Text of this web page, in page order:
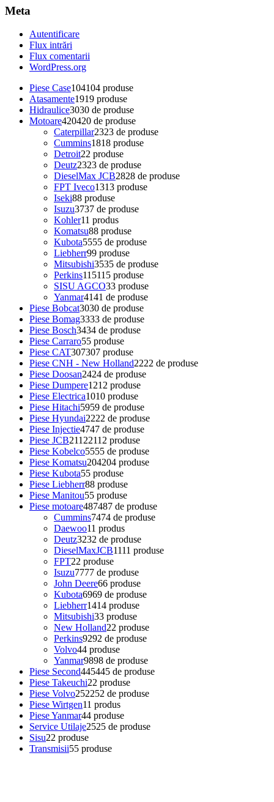
Meta
Autentificare
Flux intrări
Flux comentarii
WordPress.org
Piese Case104104 produse
Atasamente1919 produse
Hidraulice3030 de produse
Motoare420420 de produse
Caterpillar2323 de produse
Cummins1818 produse
Detroit22 produse
Deutz2323 de produse
DieselMax JCB2828 de produse
FPT Iveco1313 produse
Iseki88 produse
Isuzu3737 de produse
Kohler11 produs
Komatsu88 produse
Kubota5555 de produse
Liebherr99 produse
Mitsubishi3535 de produse
Perkins115115 produse
SISU AGCO33 produse
Yanmar4141 de produse
Piese Bobcat3030 de produse
Piese Bomag3333 de produse
Piese Bosch3434 de produse
Piese Carraro55 produse
Piese CAT307307 produse
Piese CNH - New Holland2222 de produse
Piese Doosan2424 de produse
Piese Dumpere1212 produse
Piese Electrica1010 produse
Piese Hitachi5959 de produse
Piese Hyundai2222 de produse
Piese Injectie4747 de produse
Piese JCB21122112 produse
Piese Kobelco5555 de produse
Piese Komatsu204204 produse
Piese Kubota55 produse
Piese Liebherr88 produse
Piese Manitou55 produse
Piese motoare487487 de produse
Cummins7474 de produse
Daewoo11 produs
Deutz3232 de produse
DieselMaxJCB1111 produse
FPT22 produse
Isuzu7777 de produse
John Deere66 produse
Kubota6969 de produse
Liebherr1414 produse
Mitsubishi33 produse
New Holland22 produse
Perkins9292 de produse
Volvo44 produse
Yanmar9898 de produse
Piese Second445445 de produse
Piese Takeuchi22 produse
Piese Volvo252252 de produse
Piese Wirtgen11 produs
Piese Yanmar44 produse
Service Utilaje2525 de produse
Sisu22 produse
Transmisii55 produse